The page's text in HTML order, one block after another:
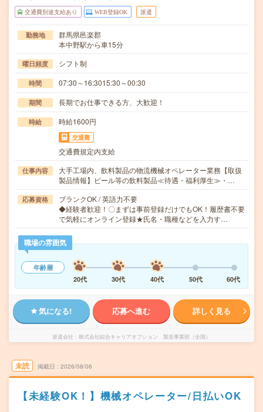
交通費別途支給あり WEB登録OK 派遣
勤務地
群馬県邑楽郡
本中野駅から車15分
曜日頻度 シフト制
時間 07:30～16:3015:30～00:30
期間 長期でお仕事できる方、大歓迎！
時給 時給1600円
交通費
交通費規定内支給
仕事内容
大手工場内、飲料製品の物流機械オペレーター業務【取扱
製品情報】ビール等の飲料製品≪待遇・福利厚生≫・…
応募資格
ブランクOK / 英語力不要
◆経験者歓迎！〇まずは事前登録だけでもOK！履歴書不要
で気軽にオンライン登録★氏名・職種などを入力す…
職場の雰囲気
年齢層
20代
30代 40代 50代 60代
気になる! 応募へ進む 詳しく見る
派遣会社 株式会社綜合キャリアオプション 製造事業部（全国）
未読 掲載日 2026/08/06
【未経験OK！】機械オペレーター/日払いOK